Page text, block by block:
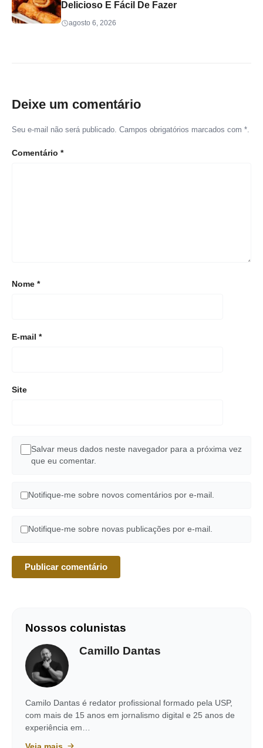
Delicioso E Fácil De Fazer
agosto 6, 2026
Deixe um comentário
Seu e-mail não será publicado. Campos obrigatórios marcados com *.
Comentário *
Nome *
E-mail *
Site
Salvar meus dados neste navegador para a próxima vez
que eu comentar.
Notifique-me sobre novos comentários por e-mail.
Notifique-me sobre novas publicações por e-mail.
Nossos colunistas
Camillo Dantas
Camilo Dantas é redator profissional formado pela USP,
com mais de 15 anos em jornalismo digital e 25 anos de
experiência em…